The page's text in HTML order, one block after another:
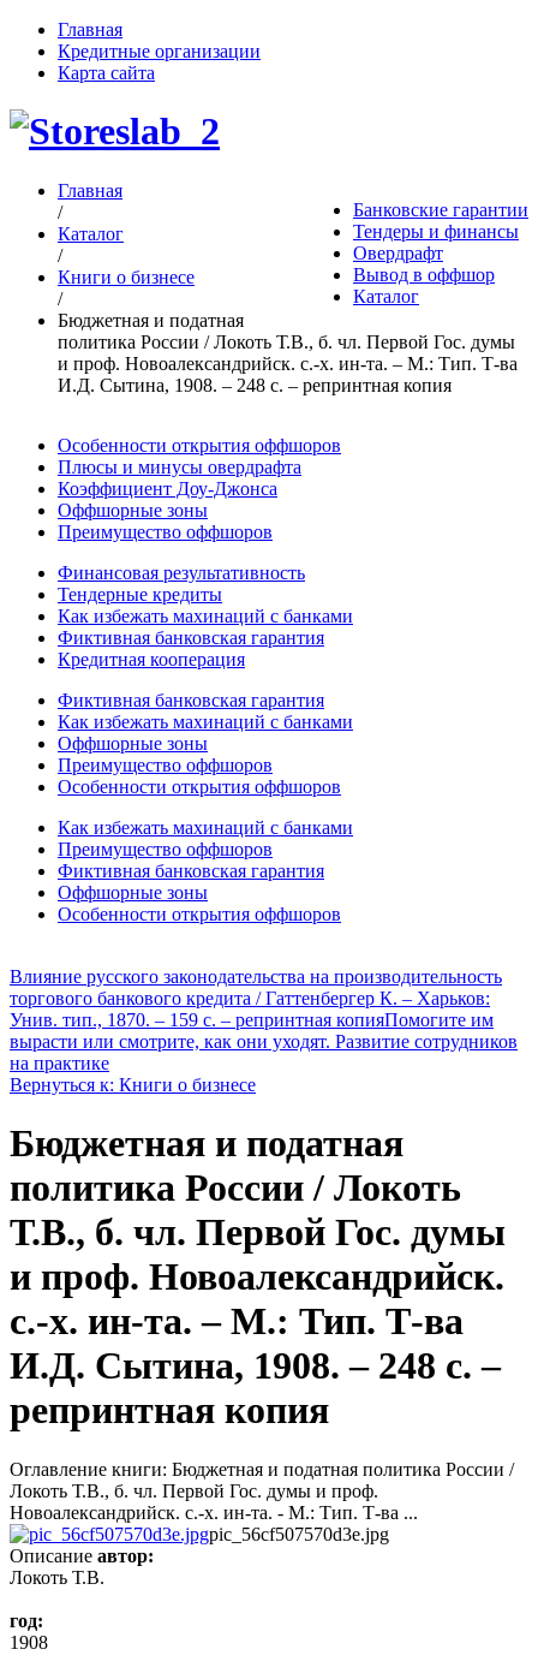
Главная
Кредитные организации
Карта сайта
Банковские гарантии
Тендеры и финансы
Овердрафт
Вывод в оффшор
Каталог
Главная
/
Каталог
/
Книги о бизнесе
/
Бюджетная и податная
политика России / Локоть Т.В., б. чл. Первой Гос. думы
и проф. Новоалександрийск. с.-х. ин-та. – М.: Тип. Т-ва
И.Д. Сытина, 1908. – 248 с. – репринтная копия
Особенности открытия оффшоров
Плюсы и минусы овердрафта
Коэффициент Доу-Джонса
Оффшорные зоны
Преимущество оффшоров
Финансовая результативность
Тендерные кредиты
Как избежать махинаций с банками
Фиктивная банковская гарантия
Кредитная кооперация
Фиктивная банковская гарантия
Как избежать махинаций с банками
Оффшорные зоны
Преимущество оффшоров
Особенности открытия оффшоров
Как избежать махинаций с банками
Преимущество оффшоров
Фиктивная банковская гарантия
Оффшорные зоны
Особенности открытия оффшоров
Влияние русского законодательства на производительность
торгового банкового кредита / Гаттенбергер К. – Харьков:
Унив. тип., 1870. – 159 с. – репринтная копияПомогите им
вырасти или смотрите, как они уходят. Развитие сотрудников
на практике
Вернуться к: Книги о бизнесе
Бюджетная и податная
политика России / Локоть
Т.В., б. чл. Первой Гос. думы
и проф. Новоалександрийск.
с.-х. ин-та. – М.: Тип. Т-ва
И.Д. Сытина, 1908. – 248 с. –
репринтная копия
Оглавление книги: Бюджетная и податная политика России /
Локоть Т.В., б. чл. Первой Гос. думы и проф.
Новоалександрийск. с.-х. ин-та. - М.: Тип. Т-ва ...
pic_56cf507570d3e.jpg
Описание автор:
Локоть Т.В.
год:
1908